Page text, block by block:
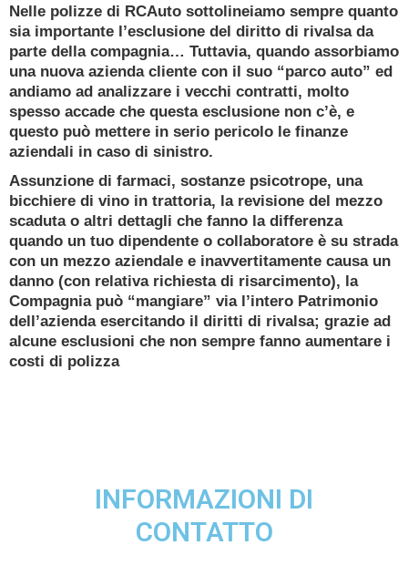
impegno da un
Esperto Consulente Qualificato
PRENOTA ORA
Nelle polizze di RCAuto sottolineiamo sempre quanto
sia importante l’esclusione del diritto di rivalsa da
parte della compagnia… Tuttavia, quando assorbiamo
una nuova azienda cliente con il suo “parco auto” ed
andiamo ad analizzare i vecchi contratti, molto
spesso accade che questa esclusione non c’è, e
questo può mettere in serio pericolo le finanze
aziendali in caso di sinistro.
Assunzione di farmaci, sostanze psicotrope, una
bicchiere di vino in trattoria, la revisione del mezzo
scaduta o altri dettagli che fanno la differenza
quando un tuo dipendente o collaboratore è su strada
con un mezzo aziendale e inavvertitamente causa un
danno (con relativa richiesta di risarcimento), la
Compagnia può “mangiare” via l’intero Patrimonio
dell’azienda esercitando il diritti di rivalsa; grazie ad
alcune esclusioni che non sempre fanno aumentare i
costi di polizza
INFORMAZIONI DI
CONTATTO